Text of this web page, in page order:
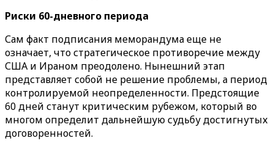
Риски 60-дневного периода
Сам факт подписания меморандума еще не
означает, что стратегическое противоречие между
США и Ираном преодолено. Нынешний этап
представляет собой не решение проблемы, а период
контролируемой неопределенности. Предстоящие
60 дней станут критическим рубежом, который во
многом определит дальнейшую судьбу достигнутых
договоренностей.